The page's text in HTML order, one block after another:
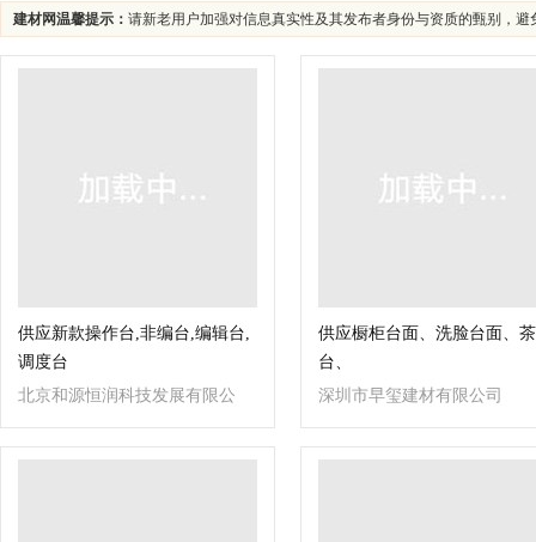
建材网温馨提示： 请新老用户加强对信息真实性及其发布者身份与资质的甄别，
供应新款操作台,非编台,编辑台,
调度台
北京和源恒润科技发展有限公
司
供应橱柜台面、洗脸台面、
台、
深圳市早玺建材有限公司